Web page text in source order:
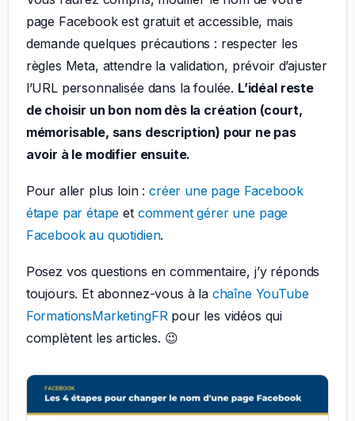
page Facebook est gratuit et accessible, mais
demande quelques précautions : respecter les
règles Meta, attendre la validation, prévoir d’ajuster
l’URL personnalisée dans la foulée. L’idéal reste
de choisir un bon nom dès la création (court,
mémorisable, sans description) pour ne pas
avoir à le modifier ensuite.
Pour aller plus loin :créer une page Facebook
étape par étape et comment gérer une page
Facebook au quotidien.
Posez vos questions en commentaire, j’y réponds
toujours. Et abonnez-vous à la chaîne YouTube
FormationsMarketingFRpour les vidéos qui
complètent les articles. 😉